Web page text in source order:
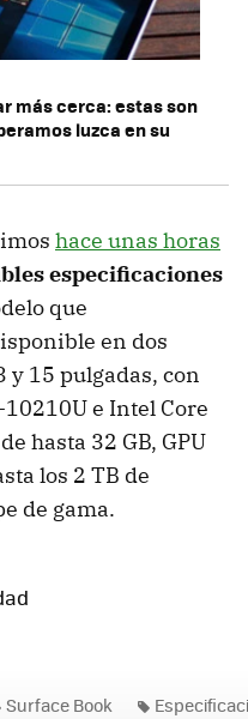
más cerca: estas son
luzca en su
hace unas horas
especificaciones
que
en dos
y 15 pulgadas, con
e Intel Core
hasta 32 GB, GPU
los 2 TB de
de gama.
Surface Book